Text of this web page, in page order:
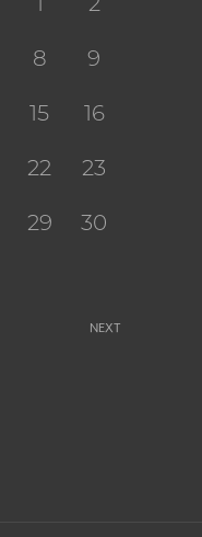
2
8 9
15 16
22 23
29 30
NEXT